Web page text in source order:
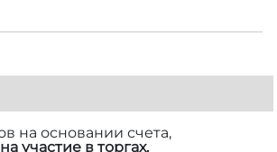
на основании счета,
участие в торгах.